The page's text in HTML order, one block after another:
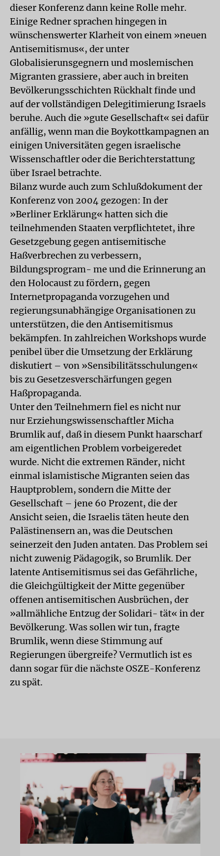
dieser Konferenz dann keine Rolle mehr.
Einige Redner sprachen hingegen in
wünschenswerter Klarheit von einem »neuen
Antisemitismus«, der unter
Globalisierunsgegnern und moslemischen
Migranten grassiere, aber auch in breiten
Bevölkerungsschichten Rückhalt finde und
auf der vollständigen Delegitimierung Israels
beruhe. Auch die »gute Gesellschaft« sei dafür
anfällig, wenn man die Boykottkampagnen an
einigen Universitäten gegen israelische
Wissenschaftler oder die Berichterstattung
über Israel betrachte.
Bilanz wurde auch zum Schlußdokument der
Konferenz von 2004 gezogen: In der
»Berliner Erklärung« hatten sich die
teilnehmenden Staaten verpflichtetet, ihre
Gesetzgebung gegen antisemitische
Haßverbrechen zu verbessern,
Bildungsprogram- me und die Erinnerung an
den Holocaust zu fördern, gegen
Internetpropaganda vorzugehen und
regierungsunabhängige Organisationen zu
unterstützen, die den Antisemitismus
bekämpfen. In zahlreichen Workshops wurde
penibel über die Umsetzung der Erklärung
diskutiert – von »Sensibilitätsschulungen«
bis zu Gesetzesverschärfungen gegen
Haßpropaganda.
Unter den Teilnehmern fiel es nicht nur
nur Erziehungswissenschaftler Micha
Brumlik auf, daß in diesem Punkt haarscharf
am eigentlichen Problem vorbeigeredet
wurde. Nicht die extremen Ränder, nicht
einmal islamistische Migranten seien das
Hauptproblem, sondern die Mitte der
Gesellschaft – jene 60 Prozent, die der
Ansicht seien, die Israelis täten heute den
Palästinensern an, was die Deutschen
seinerzeit den Juden antaten. Das Problem sei
nicht zuwenig Pädagogik, so Brumlik. Der
latente Antisemitismus sei das Gefährliche,
die Gleichgültigkeit der Mitte gegenüber
offenen antisemitischen Ausbrüchen, der
»allmähliche Entzug der Solidari- tät« in der
Bevölkerung. Was sollen wir tun, fragte
Brumlik, wenn diese Stimmung auf
Regierungen übergreife? Vermutlich ist es
dann sogar für die nächste OSZE-Konferenz
zu spät.